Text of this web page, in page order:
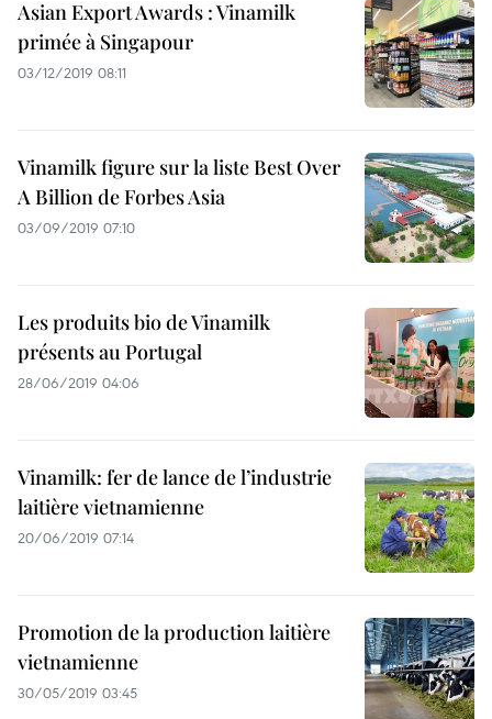
Asian Export Awards : Vinamilk
primée à Singapour
03/12/2019 08:11
Vinamilk figure sur la liste Best Over
A Billion de Forbes Asia
03/09/2019 07:10
Les produits bio de Vinamilk
présents au Portugal
28/06/2019 04:06
Vinamilk: fer de lance de l’industrie
laitière vietnamienne
20/06/2019 07:14
Promotion de la production laitière
vietnamienne
30/05/2019 03:45